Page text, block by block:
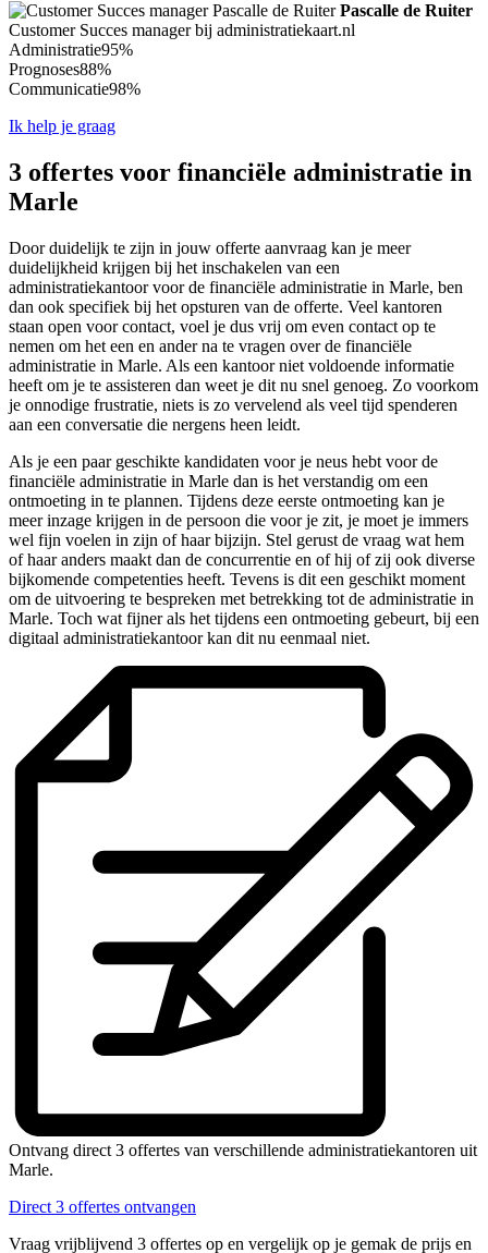
Pascalle de Ruiter
Customer Succes manager bij administratiekaart.nl
Administratie95%
Prognoses88%
Communicatie98%
Ik help je graag
3 offertes voor financiële administratie in
Marle
Door duidelijk te zijn in jouw offerte aanvraag kan je meer
duidelijkheid krijgen bij het inschakelen van een
administratiekantoor voor de financiële administratie in Marle, ben
dan ook specifiek bij het opsturen van de offerte. Veel kantoren
staan open voor contact, voel je dus vrij om even contact op te
nemen om het een en ander na te vragen over de financiële
administratie in Marle. Als een kantoor niet voldoende informatie
heeft om je te assisteren dan weet je dit nu snel genoeg. Zo voorkom
je onnodige frustratie, niets is zo vervelend als veel tijd spenderen
aan een conversatie die nergens heen leidt.
Als je een paar geschikte kandidaten voor je neus hebt voor de
financiële administratie in Marle dan is het verstandig om een
ontmoeting in te plannen. Tijdens deze eerste ontmoeting kan je
meer inzage krijgen in de persoon die voor je zit, je moet je immers
wel fijn voelen in zijn of haar bijzijn. Stel gerust de vraag wat hem
of haar anders maakt dan de concurrentie en of hij of zij ook diverse
bijkomende competenties heeft. Tevens is dit een geschikt moment
om de uitvoering te bespreken met betrekking tot de administratie in
Marle. Toch wat fijner als het tijdens een ontmoeting gebeurt, bij een
digitaal administratiekantoor kan dit nu eenmaal niet.
Ontvang direct 3 offertes van verschillende administratiekantoren uit
Marle.
Direct 3 offertes ontvangen
Vraag vrijblijvend 3 offertes op en vergelijk op je gemak de prijs en